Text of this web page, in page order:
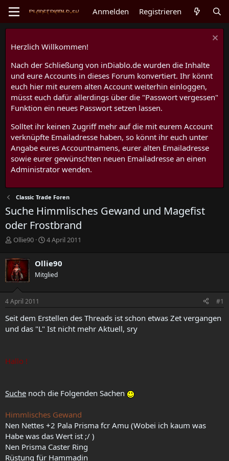
Anmelden Registrieren
Herzlich Willkommen!
Nach der Schließung von inDiablo.de wurden die Inhalte
und eure Accounts in dieses Forum konvertiert. Ihr könnt
euch hier mit eurem alten Account weiterhin einloggen,
müsst euch dafür allerdings über die "Passwort vergessen"
Funktion ein neues Passwort setzen lassen.
Solltet ihr keinen Zugriff mehr auf die mit eurem Account
verknüpfte Emailadresse haben, so könnt ihr euch unter
Angabe eures Accountnamens, eurer alten Emailadresse
sowie eurer gewünschten neuen Emailadresse an einen
Administrator wenden.
Classic Trade Foren
Suche Himmlisches Gewand und Magefist
oder Frostbrand
E
s
t
e
l
l
e
Ollie90
E
t
e
l
m
4 April 2011
Ollie90
Mitglied
4 April 2011 #1
Seit dem Erstellen des Threads ist schon etwas Zet vergangen
und das "L" Ist nicht mehr Aktuell, sry
Hallo !
Suche noch die Folgenden Sachen
Himmlisches Gewand
Nen Nettes +2 Pala Prisma fcr Amu (Wobei ich kaum was
Habe was das Wert ist ;/ )
Nen Prisma Caster Ring
Rüstung für Hammadin